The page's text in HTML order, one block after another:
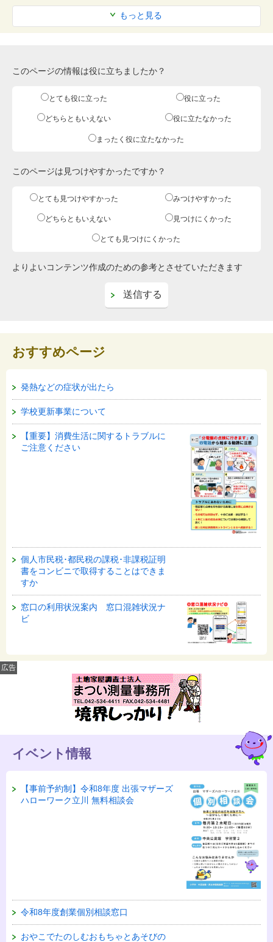
もっと見る
このページの情報は役に立ちましたか？
とても役に立った 役に立った
どちらともいえない 役に立たなかった
まったく役に立たなかった
このページは見つけやすかったですか？
とても見つけやすかった みつけやすかった
どちらともいえない 見つけにくかった
とても見つけにくかった
よりよいコンテンツ作成のための参考とさせていただきます
おすすめページ
発熱などの症状が出たら
学校更新事業について
【重要】消費生活に関するトラブルに
ご注意ください
個人市民税･都民税の課税･非課税証明
書をコンビニで取得することはできま
すか
窓口の利用状況案内 窓口混雑状況ナ
ビ
広告
イベント情報
【事前予約制】令和8年度 出張マザーズ
ハローワーク立川 無料相談会
令和8年度創業個別相談窓口
おやこでたのしむおもちゃとあそびの